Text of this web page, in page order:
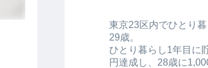
東京23区内でひとり
29歳。
ひとり暮らし1年目に
円達成し、28歳に